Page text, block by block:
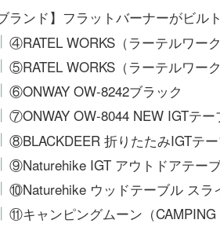
ランド】フラットバーナーがビル
④RATEL WORKS（ラーテルワー
⑤RATEL WORKS（ラーテルワー
⑥ONWAY OW-8242ブラック
⑦ONWAY OW-8044 NEW IGTテー
⑧BLACKDEER 折りたたみIGTテ
⑨Naturehike IGT アウトドアテー
⑩Naturehike ウッドテーブル スラ
⑪キャンピングムーン（